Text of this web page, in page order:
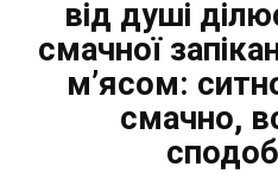
від душі
смачної
м’ясом:
смачно,